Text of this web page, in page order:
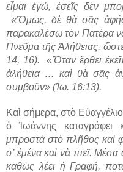
εἶμαι ἐγώ, ἐσεῖς δὲν
«Ὅμως, δὲ θὰ σᾶς
παρακαλέσω τὸν Πατέρα
Πνεῦμα τῆς Ἀλήθειας,
14, 16). «Ὅταν ἔρθει
ἀλήθεια … καὶ θὰ σᾶς
συμβοῦν» (Ἰω. 16:13).
Καὶ σήμερα, στὸ
ὁ Ἰωάννης καταγράφει
μπροστὰ στὸ πλῆθος καὶ
σ’ ἐμένα καὶ νὰ πιεῖ. Μέσα
καθὼς λέει ἡ Γραφή,